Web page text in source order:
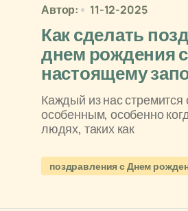
Автор: 11-12-2025
Как сделать
днем рождения
настоящему
Каждый из нас стремится
особенным, особенно
людях, таких как
поздравления с Днем